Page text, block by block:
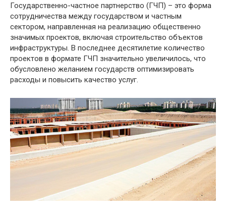
Государственно-частное партнерство (ГЧП) – это форма
сотрудничества между государством и частным
сектором, направленная на реализацию общественно
значимых проектов, включая строительство объектов
инфраструктуры. В последнее десятилетие количество
проектов в формате ГЧП значительно увеличилось, что
обусловлено желанием государств оптимизировать
расходы и повысить качество услуг.